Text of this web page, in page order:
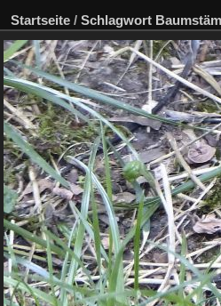
Startseite / Schlagwort